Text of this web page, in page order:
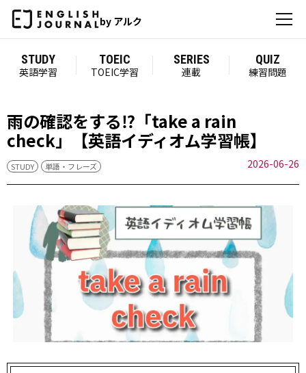
by アルク
STUDY
英語学習
TOEIC
TOEIC学習
SERIES
連載
QUIZ
練習問題
雨の確認をする⁉「take a rain
check」【英語イディオム学習帳】
STUDY 単語・フレーズ 2026-06-26